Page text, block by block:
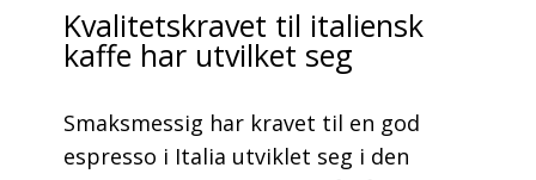
Kvalitetskravet til italiensk
kaffe har utvilket seg
Smaksmessig har kravet til en god
espresso i Italia utviklet seg i den